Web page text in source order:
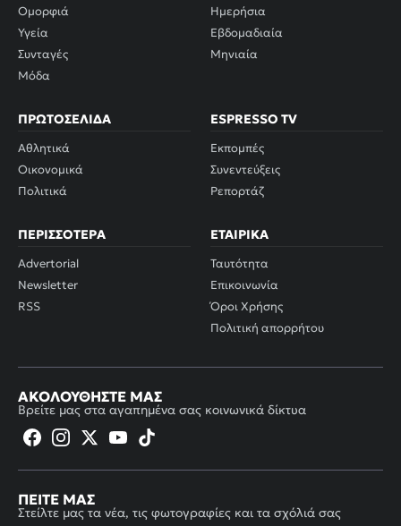
Ομορφιά
Υγεία
Συνταγές
Μόδα
Ημερήσια
Εβδομαδιαία
Μηνιαία
ΠΡΩΤΟΣΈΛΙΔΑ
Αθλητικά
Οικονομικά
Πολιτικά
ESPRESSO TV
Εκπομπές
Συνεντεύξεις
Ρεπορτάζ
ΠΕΡΙΣΣΌΤΕΡΑ
Advertorial
Newsletter
RSS
ΕΤΑΙΡΙΚΆ
Ταυτότητα
Επικοινωνία
Όροι Χρήσης
Πολιτική απορρήτου
ΑΚΟΛΟΥΘΉΣΤΕ ΜΑΣ
Βρείτε μας στα αγαπημένα σας κοινωνικά δίκτυα
ΠΕΊΤΕ ΜΑΣ
Στείλτε μας τα νέα, τις φωτογραφίες και τα σχόλιά σας